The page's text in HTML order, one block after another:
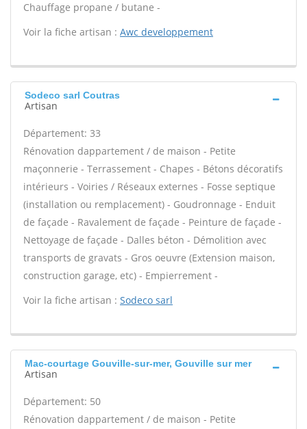
Chauffage propane / butane -
Voir la fiche artisan : Awc developpement
Sodeco sarl Coutras
Artisan
Département: 33
Rénovation dappartement / de maison - Petite
maçonnerie - Terrassement - Chapes - Bétons décoratifs
intérieurs - Voiries / Réseaux externes - Fosse septique
(installation ou remplacement) - Goudronnage - Enduit
de façade - Ravalement de façade - Peinture de façade -
Nettoyage de façade - Dalles béton - Démolition avec
transports de gravats - Gros oeuvre (Extension maison,
construction garage, etc) - Empierrement -
Voir la fiche artisan : Sodeco sarl
Mac-courtage Gouville-sur-mer, Gouville sur mer
Artisan
Département: 50
Rénovation dappartement / de maison - Petite